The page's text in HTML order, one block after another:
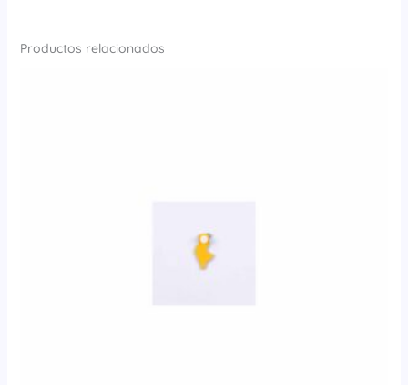
Productos relacionados